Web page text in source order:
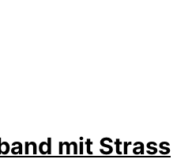
mit Strass